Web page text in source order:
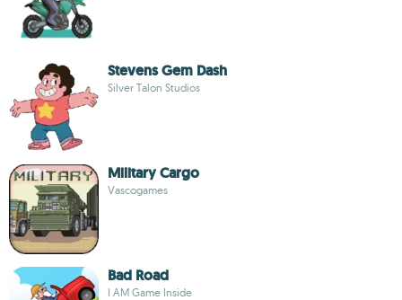
Stevens Gem Dash
Silver Talon Studios
Military Cargo
Vascogames
Bad Road
I AM Game Inside